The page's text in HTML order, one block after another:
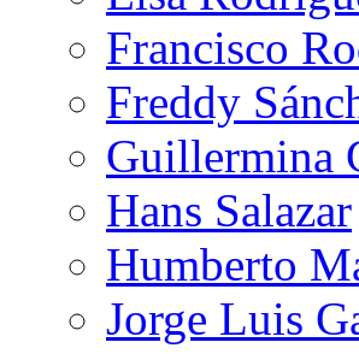
Francisco
Freddy
Guillermina
Hans Salazar
Humberto
Jorge Luis